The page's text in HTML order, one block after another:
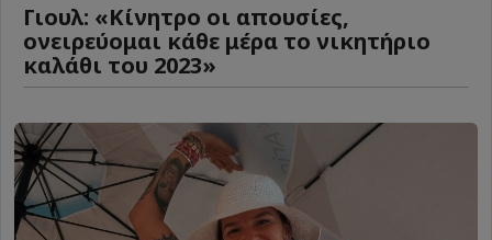
Γιουλ: «Κίνητρο οι απουσίες,
ονειρεύομαι κάθε μέρα το νικητήριο
καλάθι του 2023»